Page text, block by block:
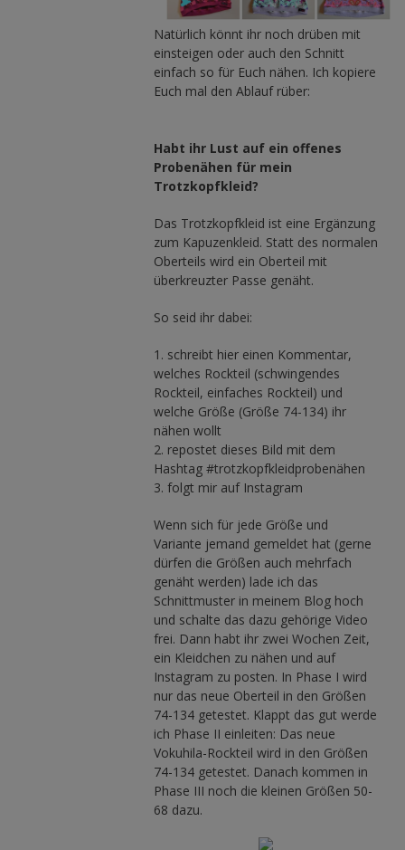
Natürlich könnt ihr noch drüben mit
einsteigen oder auch den Schnitt
einfach so für Euch nähen. Ich kopiere
Euch mal den Ablauf rüber:
Habt ihr Lust auf ein offenes
Probenähen für mein
Trotzkopfkleid?
Das Trotzkopfkleid ist eine Ergänzung
zum Kapuzenkleid. Statt des normalen
Oberteils wird ein Oberteil mit
überkreuzter Passe genäht.
So seid ihr dabei:
1. schreibt hier einen Kommentar,
welches Rockteil (schwingendes
Rockteil, einfaches Rockteil) und
welche Größe (Größe 74-134) ihr
nähen wollt
2. repostet dieses Bild mit dem
Hashtag #trotzkopfkleidprobenähen
3. folgt mir auf Instagram
Wenn sich für jede Größe und
Variante jemand gemeldet hat (gerne
dürfen die Größen auch mehrfach
genäht werden) lade ich das
Schnittmuster in meinem Blog hoch
und schalte das dazu gehörige Video
frei. Dann habt ihr zwei Wochen Zeit,
ein Kleidchen zu nähen und auf
Instagram zu posten. In Phase I wird
nur das neue Oberteil in den Größen
74-134 getestet. Klappt das gut werde
ich Phase II einleiten: Das neue
Vokuhila-Rockteil wird in den Größen
74-134 getestet. Danach kommen in
Phase III noch die kleinen Größen 50-
68 dazu.